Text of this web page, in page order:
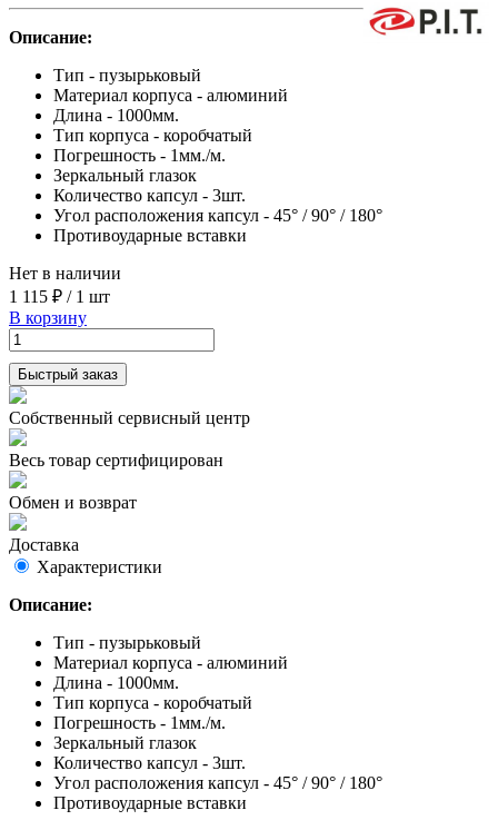
Описание:
Тип - пузырьковый
Материал корпуса - алюминий
Длина - 1000мм.
Тип корпуса - коробчатый
Погрешность - 1мм./м.
Зеркальный глазок
Количество капсул - 3шт.
Угол расположения капсул - 45° / 90° / 180°
Противоударные вставки
Нет в наличии
1 115 ₽ / 1 шт
В корзину
Быстрый заказ
Собственный сервисный центр
Весь товар сертифицирован
Обмен и возврат
Доставка
Характеристики
Описание:
Тип - пузырьковый
Материал корпуса - алюминий
Длина - 1000мм.
Тип корпуса - коробчатый
Погрешность - 1мм./м.
Зеркальный глазок
Количество капсул - 3шт.
Угол расположения капсул - 45° / 90° / 180°
Противоударные вставки